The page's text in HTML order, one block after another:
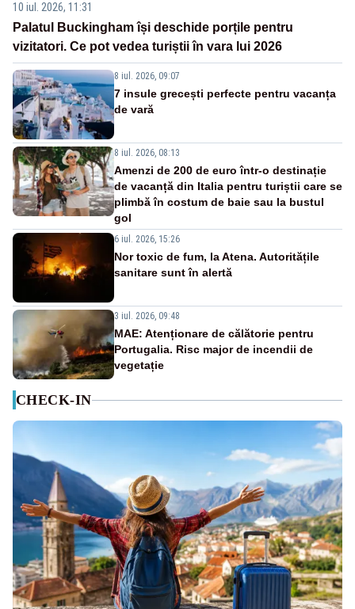
10 iul. 2026, 11:31
Palatul Buckingham își deschide porțile pentru
vizitatori. Ce pot vedea turiștii în vara lui 2026
8 iul. 2026, 09:07
7 insule grecești perfecte pentru vacanța
de vară
8 iul. 2026, 08:13
Amenzi de 200 de euro într-o destinație
de vacanță din Italia pentru turiștii care se
plimbă în costum de baie sau la bustul
gol
6 iul. 2026, 15:26
Nor toxic de fum, la Atena. Autoritățile
sanitare sunt în alertă
3 iul. 2026, 09:48
MAE: Atenționare de călătorie pentru
Portugalia. Risc major de incendii de
vegetație
CHECK-IN